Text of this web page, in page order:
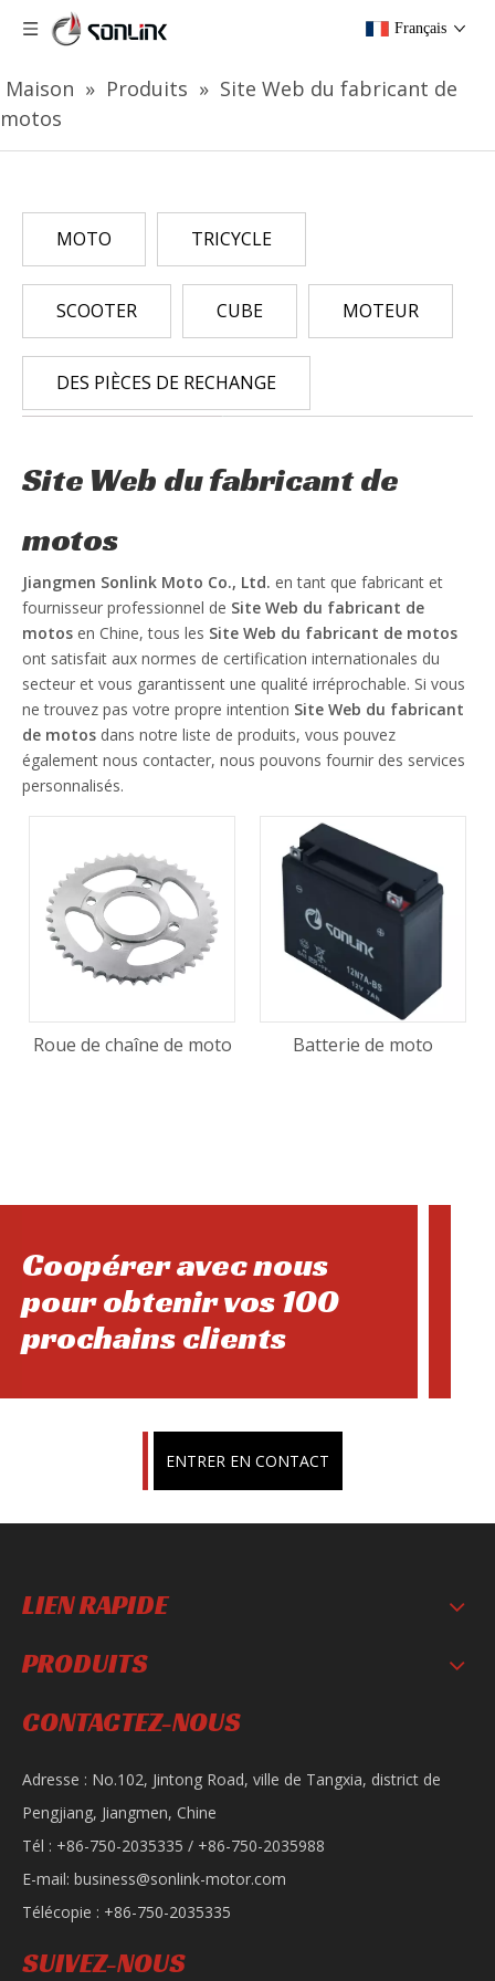
Français
Maison » Produits » Site Web du fabricant de
motos
MOTO TRICYCLE
SCOOTER CUBE MOTEUR
DES PIÈCES DE RECHANGE
Site Web du fabricant de
motos
Jiangmen Sonlink Moto Co., Ltd. en tant que fabricant et
fournisseur professionnel de Site Web du fabricant de
motos en Chine, tous les Site Web du fabricant de motos
ont satisfait aux normes de certification internationales du
secteur et vous garantissent une qualité irréprochable. Si vous
ne trouvez pas votre propre intention Site Web du fabricant
de motos dans notre liste de produits, vous pouvez
également nous contacter, nous pouvons fournir des services
personnalisés.
Roue de chaîne de moto Batterie de moto
Coopérer avec nous
pour obtenir vos 100
prochains clients
ENTRER EN CONTACT
LIEN RAPIDE
PRODUITS
CONTACTEZ-NOUS
Adresse : No.102, Jintong Road, ville de Tangxia, district de
Pengjiang, Jiangmen, Chine
Tél : +86-750-2035335 / +86-750-2035988
E-mail: business@sonlink-motor.com
Télécopie : +86-750-2035335
SUIVEZ-NOUS